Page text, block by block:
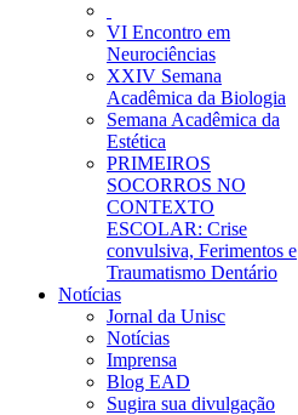
VI Encontro em
Neurociências
XXIV Semana
Acadêmica da Biologia
Semana Acadêmica da
Estética
PRIMEIROS
SOCORROS NO
CONTEXTO
ESCOLAR: Crise
convulsiva, Ferimentos e
Traumatismo Dentário
Notícias
Jornal da Unisc
Notícias
Imprensa
Blog EAD
Sugira sua divulgação